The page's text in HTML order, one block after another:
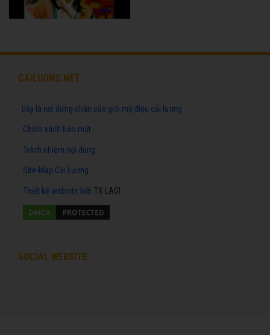
CAILUONG.NET
Đây là nơi dừng chân của giới mộ điệu cải lương
Chính sách bảo mật
Trách nhiệm nội dung
Site-Map Cải Lương
Thiết kế website bởi: TX LAGI
SOCIAL WEBSITE